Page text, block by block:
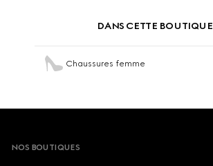
DANS CETTE BOUTIQUE
Chaussures femme
Footer
NOS BOUTIQUES